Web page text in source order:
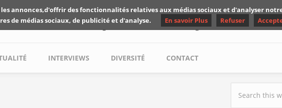
Les critiques de Yuyine
INTERVIEWS DIVERSITÉ CONTACT
Search form
annonces,d'offrir des fonctionnalités relatives aux médias sociaux et d'analyser
de médias sociaux, de publicité et d'analyse.
En savoir Plus Refuser